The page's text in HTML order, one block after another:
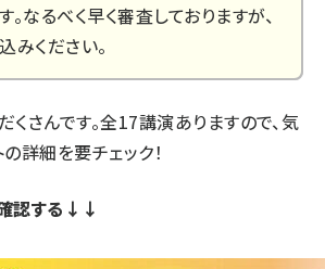
なるべく早く審査しておりますが、
みください。
さんです。全17講演ありますので、気
詳細を要チェック！
認する↓↓